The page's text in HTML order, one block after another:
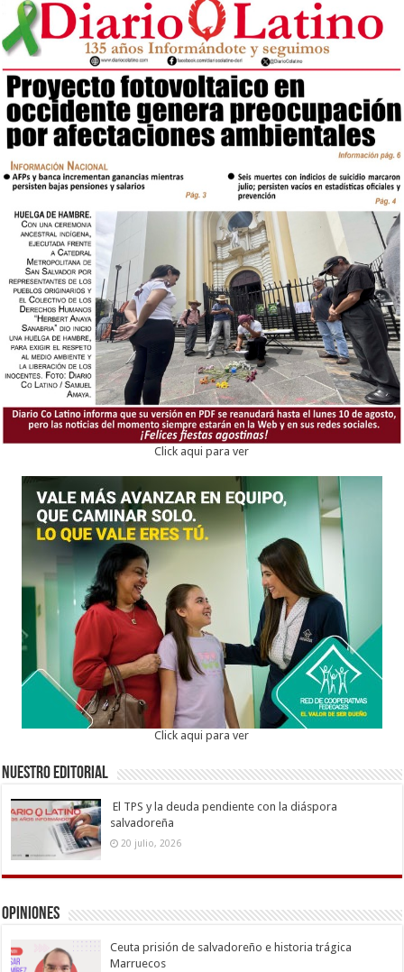
Click aqui para ver
Click aqui para ver
Nuestro Editorial
El TPS y la deuda pendiente con la diáspora
salvadoreña
20 julio, 2026
Opiniones
Ceuta prisión de salvadoreño e historia trágica
Marruecos